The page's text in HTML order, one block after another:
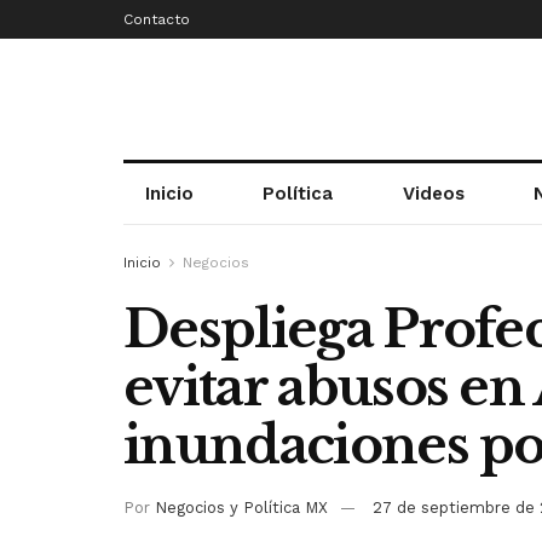
Contacto
Inicio Política Videos
Inicio Negocios
Despliega
evitar abusos
inundaciones
Por Negocios y Política MX 27 de septiembre de